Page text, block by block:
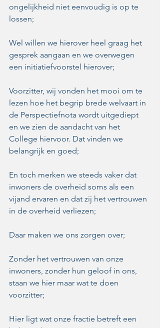
ongelijkheid niet eenvoudig is op te
lossen;
Wel willen we hierover heel graag het
gesprek aangaan en we overwegen
een initiatiefvoorstel hierover;
Voorzitter, wij vonden het mooi om te
lezen hoe het begrip brede welvaart in
de Perspectiefnota wordt uitgediept
en we zien de aandacht van het
College hiervoor. Dat vinden we
belangrijk en goed;
En toch merken we steeds vaker dat
inwoners de overheid soms als een
vijand ervaren en dat zij het vertrouwen
in de overheid verliezen;
Daar maken we ons zorgen over;
Zonder het vertrouwen van onze
inwoners, zonder hun geloof in ons,
staan we hier maar wat te doen
voorzitter;
Hier ligt wat onze fractie betreft een